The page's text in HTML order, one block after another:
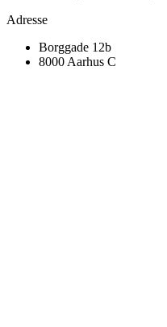
Adresse
Borggade 12b
8000 Aarhus C